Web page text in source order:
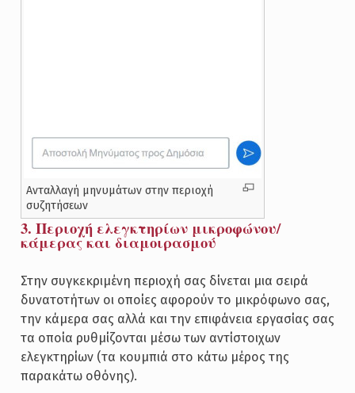
Ανταλλαγή μηνυμάτων στην περιοχή
συζητήσεων
3. Περιοχή ελεγκτηρίων μικροφώνου/
κάμερας και διαμοιρασμού
Στην συγκεκριμένη περιοχή σας δίνεται μια σειρά
δυνατοτήτων οι οποίες αφορούν το μικρόφωνο σας,
την κάμερα σας αλλά και την επιφάνεια εργασίας σας
τα οποία ρυθμίζονται μέσω των αντίστοιχων
ελεγκτηρίων (τα κουμπιά στο κάτω μέρος της
παρακάτω οθόνης).